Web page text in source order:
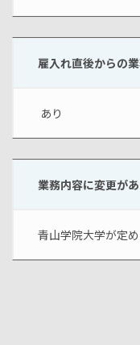
雇入れ直後からの
あり
業務内容に変更が
青山学院大学が定